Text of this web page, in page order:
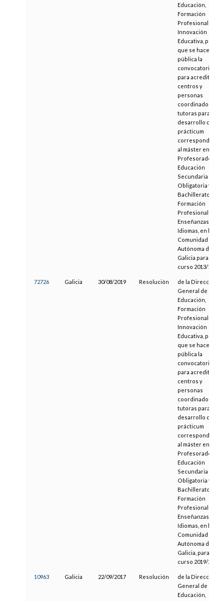
Educación,
Formación
Profesional e
Innovación
Educativa, por la
que se hace
pública la
convocatoria
para acreditar
centros y
personas
coordinadoras y
tutoras para el
desarrollo del
prácticum
correspondente
al máster en
Profesorado de
Educación
Secundaria
Obligatoria y
Bachillerato,
Formación
Profesional y
Enseñanzas de
Idiomas, en la
Comunidad
Autónoma de
Galicia para el
curso 2013/14
72726 Galicia 30/08/2019 Resolución
de la Dirección
General de
Educación,
Formación
Profesional e
Innovación
Educativa, por la
que se hace
pública la
convocatoria
para acreditar
centros y
personas
coordinadoras y
tutoras para el
desarrollo del
prácticum
correspondente
al máster en
Profesorado de
Educación
Secundaria
Obligatoria y
Bachillerato,
Formación
Profesional y
Enseñanzas de
Idiomas, en la
Comunidad
Autónoma de
Galicia, para el
curso 2019/20
10963 Galicia 22/09/2017 Resolución
de la Dirección
General de
Educación,